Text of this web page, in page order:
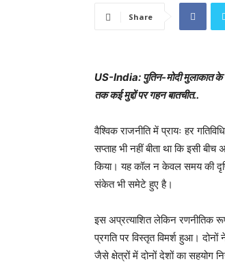
Share
US-India: पुतिन-मोदी मुलाकात के
तक कई मुद्दों पर गहन बातचीत..
वैश्विक राजनीति में प्रायः हर
सप्ताह भी नहीं बीता था कि इसी
किया। यह कॉल न केवल समय की
संकेत भी समेटे हुए है।
इस अप्रत्याशित लेकिन रणनीतिक
प्रगति पर विस्तृत विमर्श हुआ। दोनों
जैसे क्षेत्रों में दोनों देशों का सहयोग